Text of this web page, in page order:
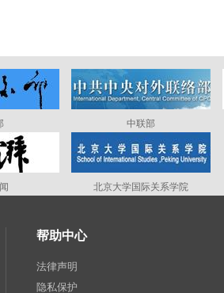
中联部
北京大学国际关系学院
帮助中心
法律声明
隐私保护